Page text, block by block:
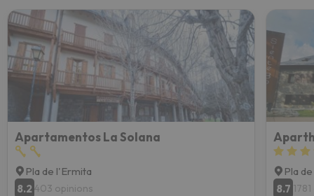
Apartamentos La Solana
Pla de l'Ermita
8.2 403 opinions
Pla
8.7